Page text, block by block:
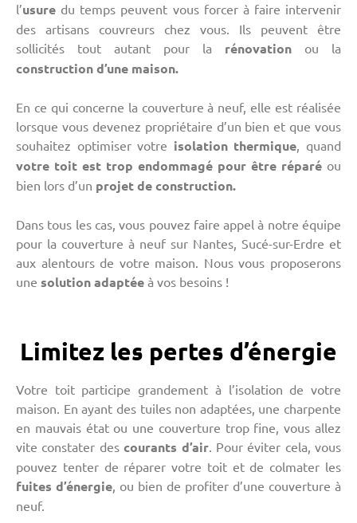
l’usure du temps peuvent vous forcer à faire intervenir
des artisans couvreurs chez vous. Ils peuvent être
sollicités tout autant pour la rénovation ou la
constructiond’une maison.
En ce qui concerne la couverture à neuf, elle est réalisée
lorsque vous devenez propriétaire d’un bien et que vous
souhaitez optimiser votre isolation thermique, quand
votre toit est trop endommagé pour être réparé ou
bien lors d’un projet de construction.
Dans tous les cas, vous pouvez faire appel à notre équipe
pour la couverture à neuf sur Nantes, Sucé-sur-Erdre et
aux alentours de votre maison. Nous vous proposerons
une solution adaptée à vos besoins !
Limitez les pertes d’énergie
Votre toit participe grandement à l’isolation de votre
maison. En ayant des tuiles non adaptées, une charpente
en mauvais état ou une couverture trop fine, vous allez
vite constater descourants d’air. Pour éviter cela, vous
pouvez tenter de réparer votre toit et de colmater les
fuites d’énergie, ou bien de profiter d’une couverture à
neuf.